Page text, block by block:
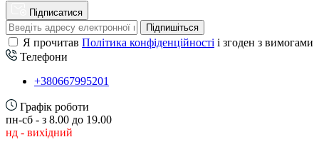
Підписатися
Підпишіться
Я прочитав Політика конфіденційності і згоден з вимогами
Телефони
+380667995201
Графік роботи
пн-сб - з 8.00 до 19.00
нд - вихідний